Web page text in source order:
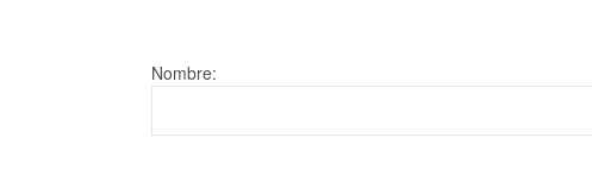
Nombre: